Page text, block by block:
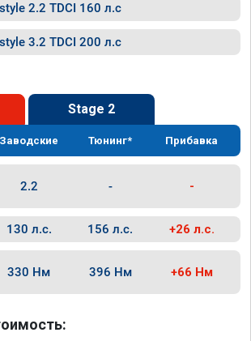
2.2 TDCI 160 л.с
3.2 TDCI 200 л.с
Stage 2
Заводские Тюнинг* Прибавка
2.2 - -
130 л.с. 156 л.с. +26 л.с.
330 Нм 396 Нм +66 Нм